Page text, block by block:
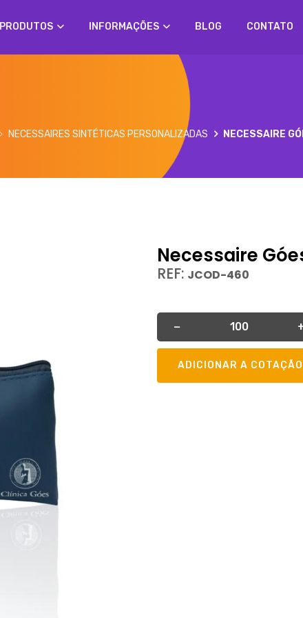
PRODUTOS INFORMAÇÕES BLOG CONTATO
NECESSAIRES SINTÉTICAS PERSONALIZADAS NECESSAIRE
Necessaire
REF: JCOD-460
−
Quantidade
ADICIONAR A COTAÇÃO